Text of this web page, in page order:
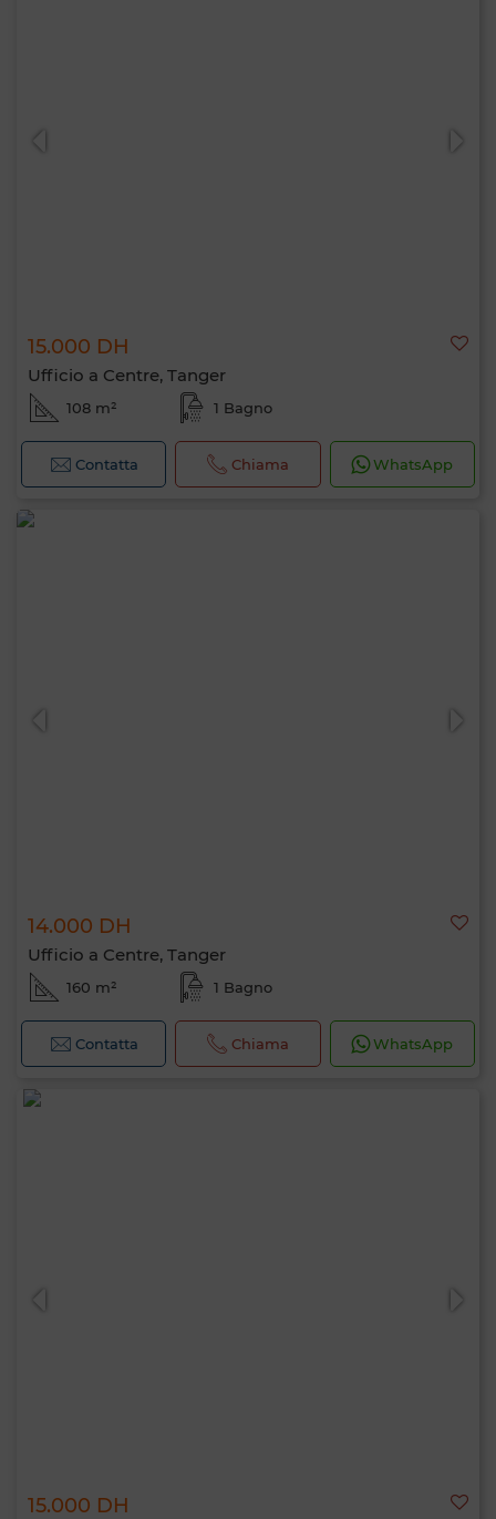
15.000 DH
Ufficio a Centre, Tanger
108 m² 1 Bagno
Contatta Chiama WhatsApp
14.000 DH
Ufficio a Centre, Tanger
160 m² 1 Bagno
Contatta Chiama WhatsApp
15.000 DH